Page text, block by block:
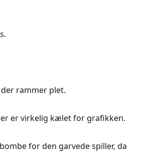
rammer plet.
er virkelig kælet for grafikken.
for den garvede spiller, da